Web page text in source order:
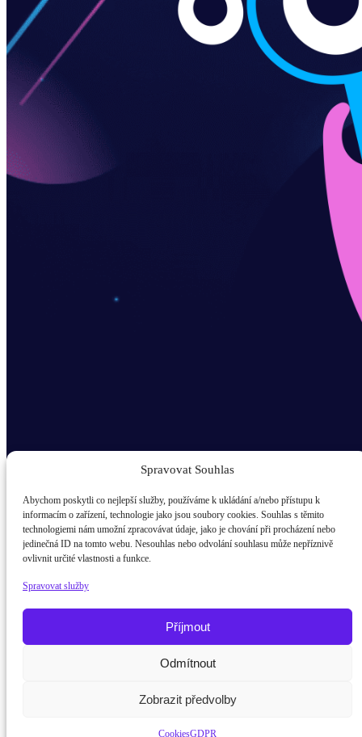
Spravovat Souhlas
Abychom poskytli co nejlepší služby, používáme k ukládání a/nebo přístupu k
informacím o zařízení, technologie jako jsou soubory cookies. Souhlas s těmito
technologiemi nám umožní zpracovávat údaje, jako je chování při procházení nebo
jedinečná ID na tomto webu. Nesouhlas nebo odvolání souhlasu může nepříznivě
ovlivnit určité vlastnosti a funkce.
Spravovat služby
Příjmout
Odmítnout
Zobrazit předvolby
CookiesGDPR
Odběr novinek popup
E-mail
žák / student
Rodič
Potřebujete poradit?